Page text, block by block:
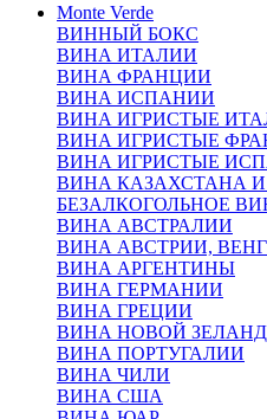
Monte Verde
ВИННЫЙ БОКС
ВИНА ИТАЛИИ
ВИНА ФРАНЦИИ
ВИНА ИСПАНИИ
ВИНА ИГРИСТЫЕ
ВИНА ИГРИСТЫЕ
ВИНА ИГРИСТЫЕ
ВИНА КАЗАХСТАНА
БЕЗАЛКОГОЛЬНОЕ
ВИНА АВСТРАЛИИ
ВИНА АВСТРИИ,
ВИНА АРГЕНТИНЫ
ВИНА ГЕРМАНИИ
ВИНА ГРЕЦИИ
ВИНА НОВОЙ
ВИНА ПОРТУГАЛИИ
ВИНА ЧИЛИ
ВИНА США